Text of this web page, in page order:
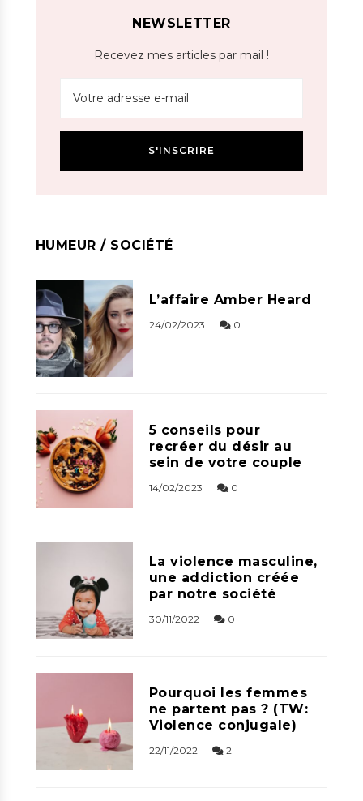
NEWSLETTER
Recevez mes articles par mail !
HUMEUR / SOCIÉTÉ
L’affaire Amber Heard
24/02/2023 0
5 conseils pour
recréer du désir au
sein de votre couple
14/02/2023 0
La violence masculine,
une addiction créée
par notre société
30/11/2022 0
Pourquoi les femmes
ne partent pas ? (TW:
Violence conjugale)
22/11/2022 2